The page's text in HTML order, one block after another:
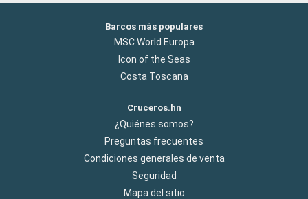
Barcos más populares
MSC World Europa
Icon of the Seas
Costa Toscana
Cruceros.hn
¿Quiénes somos?
Preguntas frecuentes
Condiciones generales de venta
Seguridad
Mapa del sitio